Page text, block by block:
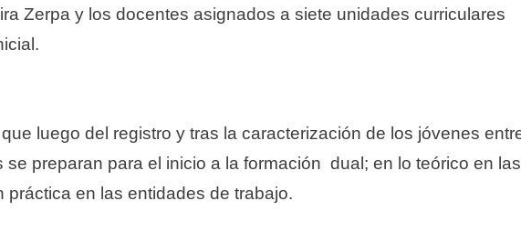
Zerpa y los docentes asignados a siete unidades curriculares
luego del registro y tras la caracterización de los jóvenes
se preparan para el inicio a la formación dual; en lo teórico en las
práctica en las entidades de trabajo.